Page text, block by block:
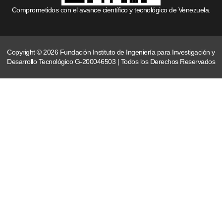
Comprometidos con el avance científico y tecnológico de Venezuela.
Copyright © 2026 Fundación Instituto de Ingeniería para Investigación y
Desarrollo Tecnológico G-200046503 | Todos los Derechos Reservados